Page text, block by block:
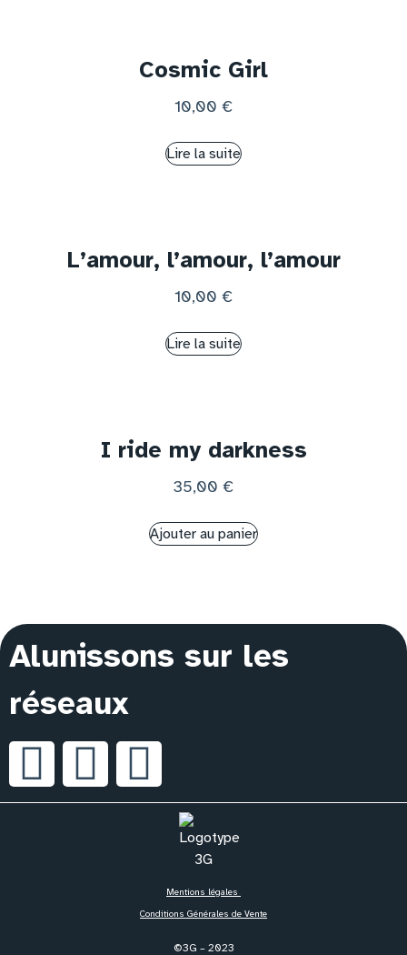
Cosmic Girl
10,00 €
Lire la suite
L’amour, l’amour, l’amour
10,00 €
Lire la suite
I ride my darkness
35,00 €
Ajouter au panier
Alunissons sur les
réseaux
Mentions légales
Conditions Générales de Vente
©3G – 2023